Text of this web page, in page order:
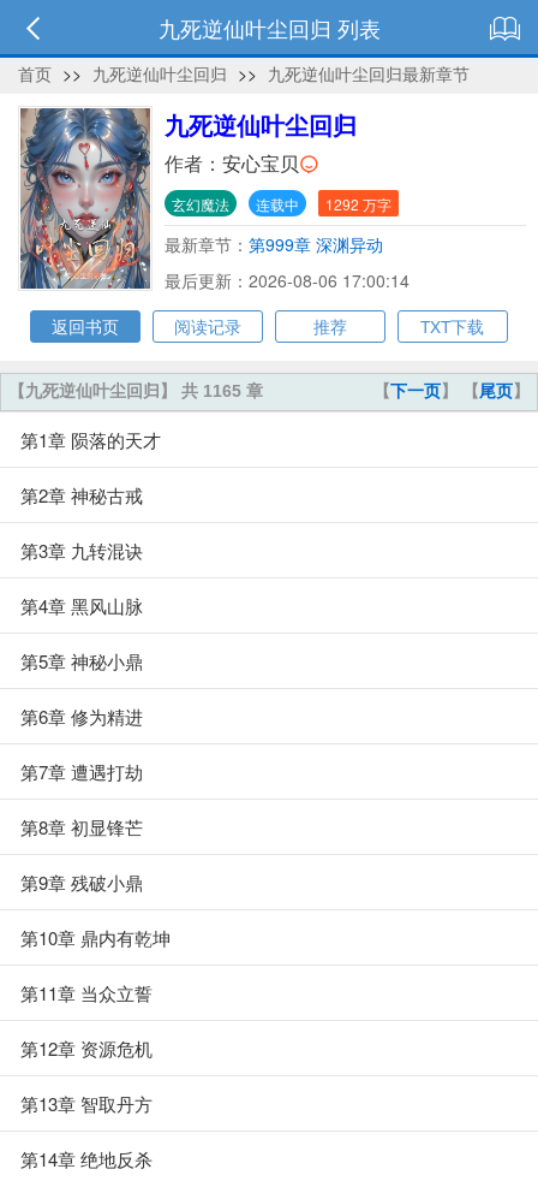
九死逆仙叶尘回归 列表
首页 >> 九死逆仙叶尘回归 >> 九死逆仙叶尘回归最新章节
九死逆仙叶尘回归
作者： 安心宝贝
玄幻魔法 连载中 1292 万字
最新章节： 第999章 深渊异动
最后更新：2026-08-06 17:00:14
返回书页
阅读记录 推荐 TXT下载
【下一页】 【尾页】
【九死逆仙叶尘回归】 共 1165 章
第1章 陨落的天才
第2章 神秘古戒
第3章 九转混诀
第4章 黑风山脉
第5章 神秘小鼎
第6章 修为精进
第7章 遭遇打劫
第8章 初显锋芒
第9章 残破小鼎
第10章 鼎内有乾坤
第11章 当众立誓
第12章 资源危机
第13章 智取丹方
第14章 绝地反杀